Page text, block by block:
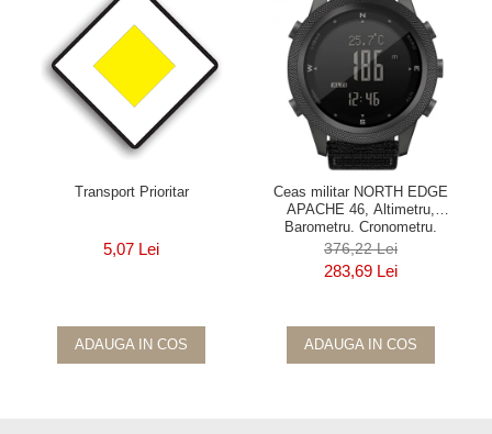
Transport Prioritar
5,07 Lei
ADAUGA IN COS
Ceas militar NORTH EDGE
APACHE 46, Altimetru,
Barometru, Cronometru,
Termometru, Pedometru, Busola
376,22 Lei
283,69 Lei
ADAUGA IN COS